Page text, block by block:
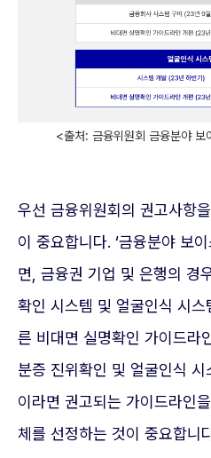
<출처: 금융위원회 금융분야
우선 금융위원회의 권고사항
이 중요합니다. ‘금융분야 보
면, 금융권 기업 및 은행의 경
확인 시스템 및 얼굴인식 시
른 비대면 실명확인 가이드라
분증 진위확인 및 얼굴인식
이라면 권고되는 가이드라인
체를 선정하는 것이 중요합니